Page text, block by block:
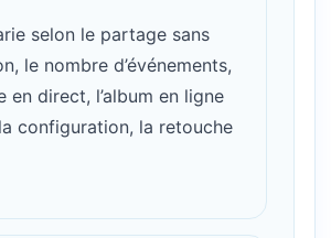
selon le partage sans
le nombre d’événements,
en direct, l’album en ligne
configuration, la retouche